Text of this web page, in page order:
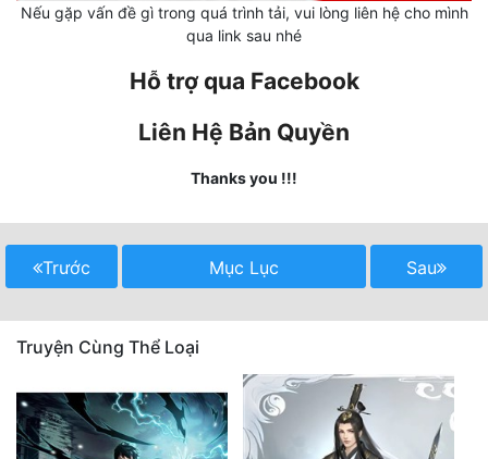
Khoa Huyễn
Kỳ Ảo
Linh Dị
Lịch Sử
Mưu Mô
Mạt Thế
Nếu gặp vấn đề gì trong quá trình tải, vui lòng liên hệ cho mình
qua link sau nhé
Hỗ trợ qua Facebook
Liên Hệ Bản Quyền
Thanks you !!!
Trước Mục Lục Sau
Truyện Cùng Thể Loại